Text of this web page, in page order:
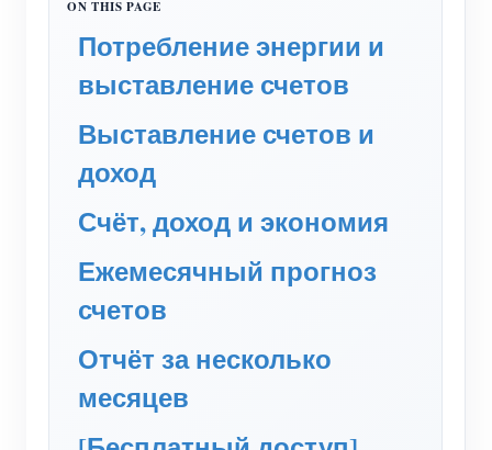
Зарядное устройство EV
Симулятор IAMMETER
Виртуальный счетчик
Система прогнозирования и моделирования
энергии
Потребление энергии и
выставление счетов
Выставление счетов и
доход
Счёт, доход и экономия
Ежемесячный прогноз
счетов
Отчёт за несколько
месяцев